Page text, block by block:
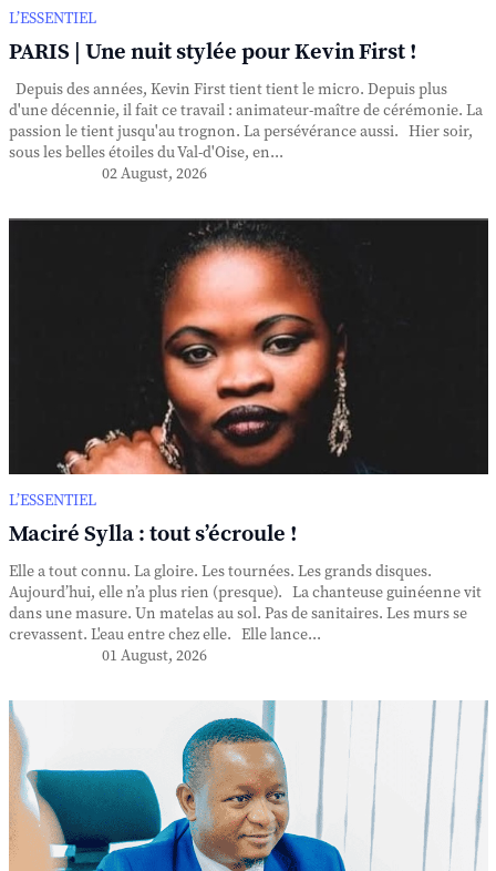
L’ESSENTIEL
PARIS | Une nuit stylée pour Kevin First !
Depuis des années, Kevin First tient tient le micro. Depuis plus
d'une décennie, il fait ce travail : animateur-maître de cérémonie. La
passion le tient jusqu'au trognon. La persévérance aussi. Hier soir,
sous les belles étoiles du Val-d'Oise, en...
02 August, 2026
L’ESSENTIEL
Maciré Sylla : tout s’écroule !
Elle a tout connu. La gloire. Les tournées. Les grands disques.
Aujourd’hui, elle n’a plus rien (presque). La chanteuse guinéenne vit
dans une masure. Un matelas au sol. Pas de sanitaires. Les murs se
crevassent. L'eau entre chez elle. Elle lance...
01 August, 2026